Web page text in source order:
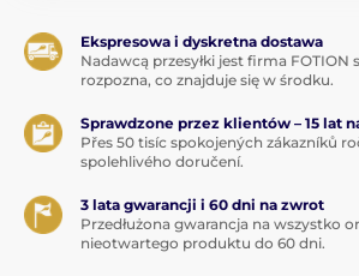
Ekspresowa i dyskretna dostawa
Nadawcą przesyłki jest firma FOTION
rozpozna, co znajduje się w środku.
Sprawdzone przez klientów – 15 lat
Přes 50 tisíc spokojených zákazníků
spolehlivého doručení.
3 lata gwarancji i 60 dni na zwrot
Przedłużona gwarancja na wszystko
nieotwartego produktu do 60 dni.